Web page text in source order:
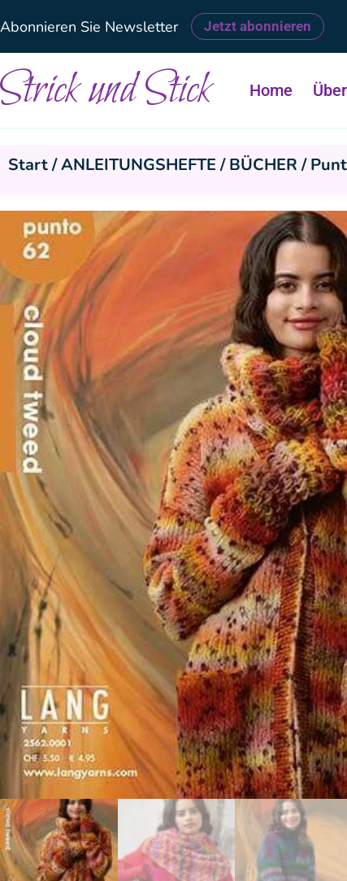
Abonnieren Sie Newsletter Jetzt abonnieren
Strick und Stick Home
Start/ANLEITUNGSHEFTE / BÜCHER/